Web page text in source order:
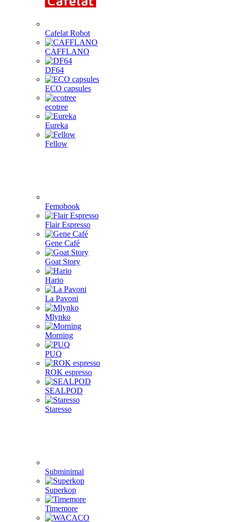
Cafelat Robot
CAFFLANO
DF64
ECO capsules
ecotree
Eureka
Fellow
Femobook
Flair Espresso
Gene Café
Goat Story
Hario
La Pavoni
Mlynko
Morning
PUQ
ROK espresso
SEALPOD
Staresso
Subminimal
Superkop
Timemore